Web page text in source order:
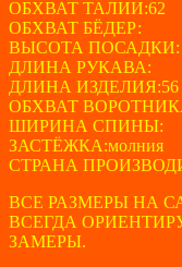
ОБХВАТ ТАЛИИ:62
ОБХВАТ БЁДЕР:
ВЫСОТА ПОСАДКИ:
ДЛИНА РУКАВА:
ДЛИНА ИЗДЕЛИЯ:56
ОБХВАТ
ШИРИНА СПИНЫ:
ЗАСТЁЖКА:молния
СТРАНА
ВСЕ РАЗМЕРЫ НА
ВСЕГДА
ЗАМЕРЫ.